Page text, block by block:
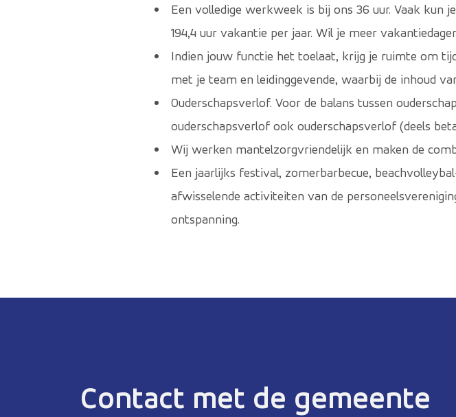
Een volledige werkweek is bij ons 36 uur. Vaak
194,4 uur vakantie per jaar. Wil je meer
Indien jouw functie het toelaat, krijg je ruimte om
met je team en leidinggevende, waarbij de inhoud
Ouderschapsverlof. Voor de balans tussen
ouderschapsverlof ook ouderschapsverlof (deels
Wij werken mantelzorgvriendelijk en maken de
Een jaarlijks festival, zomerbarbecue,
afwisselende activiteiten van de
ontspanning.
Contact met de gemeente